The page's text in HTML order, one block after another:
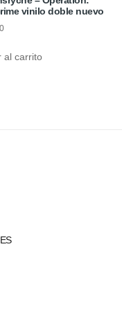
vinilo doble nuevo
al carrito